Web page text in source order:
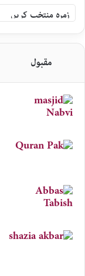
سلام
اردو
زمرہ
جات
مقبول